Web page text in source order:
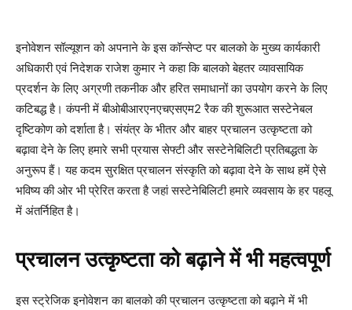
इनोवेशन सॉल्यूशन को अपनाने के इस कॉन्सेप्ट पर बालको के मुख्य कार्यकारी
अधिकारी एवं निदेशक राजेश कुमार ने कहा कि बालको बेहतर व्यावसायिक
प्रदर्शन के लिए अग्रणी तकनीक और हरित समाधानों का उपयोग करने के लिए
कटिबद्ध है। कंपनी में बीओबीआरएनएचएसएम2 रैक की शुरूआत सस्टेनेबल
दृष्टिकोण को दर्शाता है। संयंत्र के भीतर और बाहर प्रचालन उत्कृष्टता को
बढ़ावा देने के लिए हमारे सभी प्रयास सेफ्टी और सस्टेनेबिलिटी प्रतिबद्धता के
अनुरूप हैं। यह कदम सुरक्षित प्रचालन संस्कृति को बढ़ावा देने के साथ हमें ऐसे
भविष्य की ओर भी प्रेरित करता है जहां सस्टेनेबिलिटी हमारे व्यवसाय के हर पहलू
में अंतर्निहित है।
प्रचालन उत्कृष्टता को बढ़ाने में भी महत्वपूर्ण
इस स्ट्रेजिक इनोवेशन का बालको की प्रचालन उत्कृष्टता को बढ़ाने में भी